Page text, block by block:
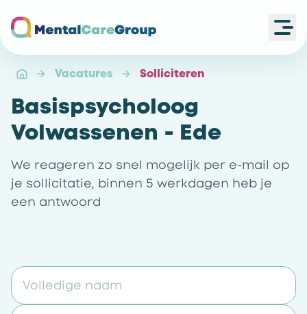
Vacatures Solliciteren
Basispsycholoog
Volwassenen - Ede
We reageren zo snel mogelijk per e-mail op
je sollicitatie, binnen 5 werkdagen heb je
een antwoord
Volledige naam